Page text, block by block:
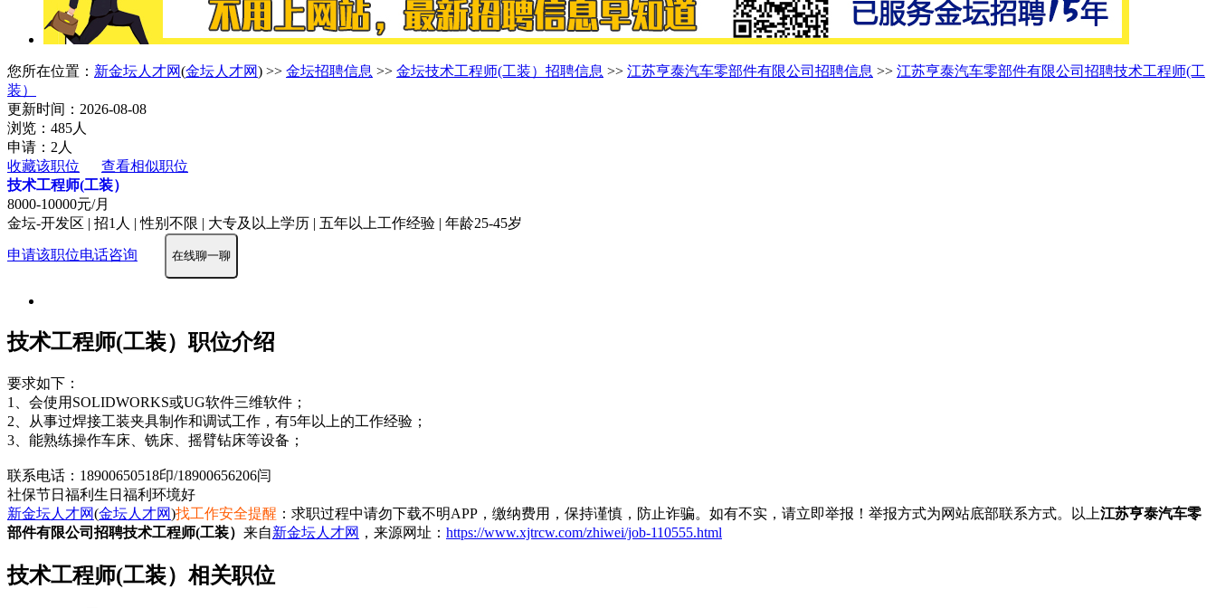
您所在位置： 新金坛人才网(金坛人才网) >> 金坛招聘信息 >> 金坛技术工程师(工装）招聘信息 >> 江苏亨泰汽车零部件有限公司招聘信息 >> 江苏亨泰汽车零部件有限公司招聘技术工程师(工
装）
更新时间：2026-08-08
浏览：485人
申请：2人
收藏该职位
查看相似职位
技术工程师(工装）
8000-10000元/月
金坛-开发区 | 招1人 | 性别不限 | 大专及以上学历 | 五年以上工作经验 | 年龄25-45岁
申请该职位电话咨询 在线聊一聊
技术工程师(工装）职位介绍
要求如下：
1、会使用SOLIDWORKS或UG软件三维软件；
2、从事过焊接工装夹具制作和调试工作，有5年以上的工作经验；
3、能熟练操作车床、铣床、摇臂钻床等设备；
联系电话：18900650518印/18900656206闫
社保节日福利 生日福利 环境好
新金坛人才网(金坛人才网)找工作安全提醒 ：求职过程中请勿下载不明APP，缴纳费用，保持谨慎，防止诈骗。如有不实，请立即举报！举报方式为网站底部联系方式。以上江苏亨泰汽车零
部件有限公司招聘技术工程师(工装） 来自新金坛人才网 ，来源网址： https://www.xjtrcw.com/zhiwei/job-110555.html
技术工程师(工装）相关职位